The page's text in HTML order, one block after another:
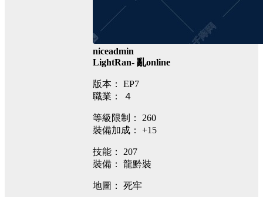
niceadmin
LightRan- 亂online
版本： EP7
職業：
４
等級限制： 260
裝備加成： +15
技能： 207
裝備： 龍黔裝
地圖： 死牢